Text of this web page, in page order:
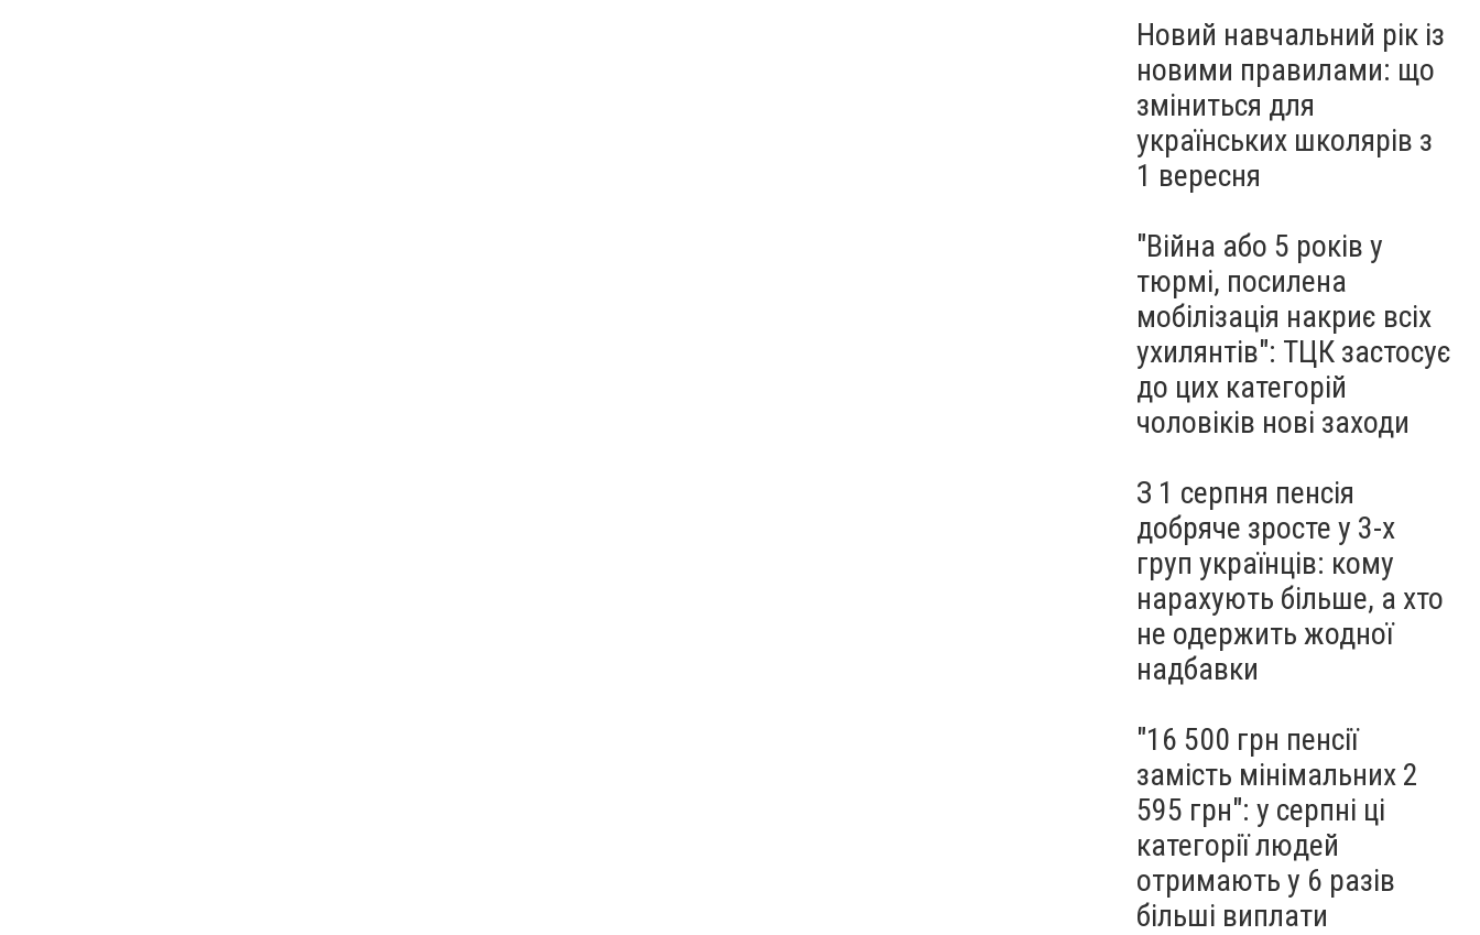
Новий навчальний рік із
новими правилами: що
зміниться для
українських школярів з
1 вересня
"Війна або 5 років у
тюрмі, посилена
мобілізація накриє всіх
ухилянтів": ТЦК застосує
до цих категорій
чоловіків нові заходи
З 1 серпня пенсія
добряче зросте у 3-х
груп українців: кому
нарахують більше, а хто
не одержить жодної
надбавки
"16 500 грн пенсії
замість мінімальних 2
595 грн": у серпні ці
категорії людей
отримають у 6 разів
більші виплати